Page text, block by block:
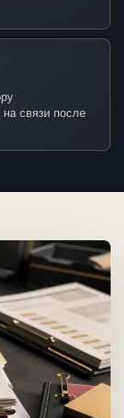
связи после